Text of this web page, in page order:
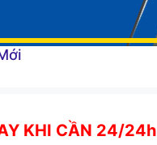
KHI CẦN 24/24h